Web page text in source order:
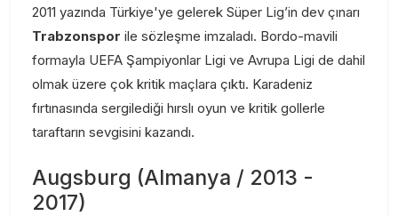
2011 yazında Türkiye'ye gelerek Süper Lig’in dev çınarı
Trabzonspor ile sözleşme imzaladı. Bordo-mavili
formayla UEFA Şampiyonlar Ligi ve Avrupa Ligi de dahil
olmak üzere çok kritik maçlara çıktı. Karadeniz
fırtınasında sergilediği hırslı oyun ve kritik gollerle
taraftarın sevgisini kazandı.
Augsburg (Almanya / 2013 -
2017)